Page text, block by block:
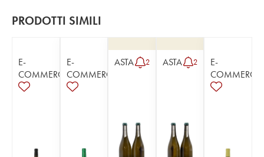
PRODOTTI SIMILI
E-
COMMERCE
E-
COMMERCE
ASTA 2 ASTA 2
E-
COMMERCE